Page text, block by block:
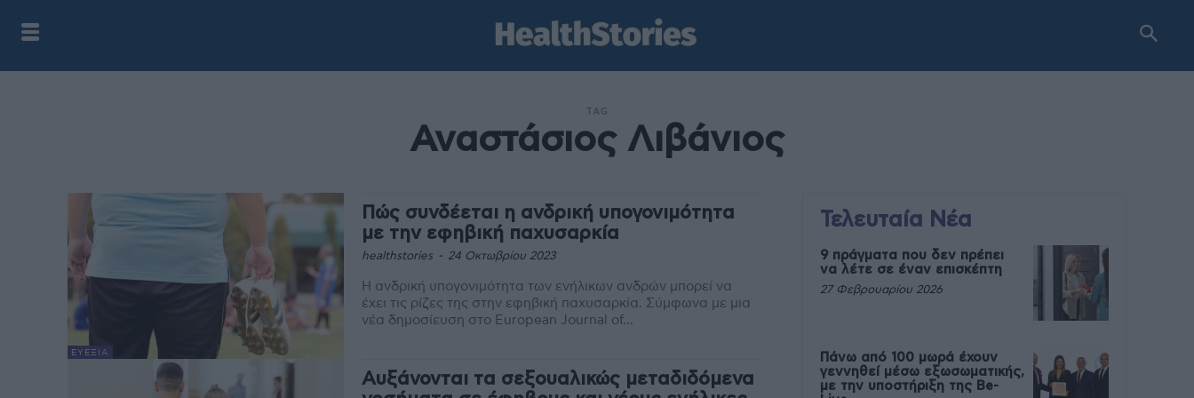
TAG
Αναστάσιος Λιβάνιος
ΕΥΕΞΊΑ
Πώς συνδέεται η ανδρική υπογονιμότητα
με την εφηβική παχυσαρκία
healthstories - 24 Οκτωβρίου 2023
Η ανδρική υπογονιμότητα των ενήλικων ανδρών μπορεί να
έχει τις ρίζες της στην εφηβική παχυσαρκία. Σύμφωνα με μια
νέα δημοσίευση στο European Journal of...
Αυξάνονται τα σεξουαλικώς μεταδιδόμενα
Τελευταία Νέα
9 πράγματα που δεν πρέπει
να λέτε σε έναν επισκέπτη
27 Φεβρουαρίου 2026
Πάνω από 100 μωρά έχουν
γεννηθεί μέσω εξωσωματικής,
με την υποστήριξη της Be-